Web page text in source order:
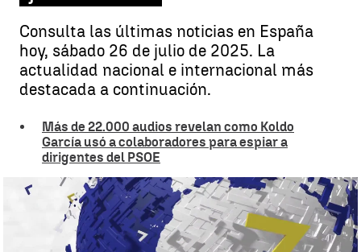
Consulta las últimas noticias en España
hoy, sábado 26 de julio de 2025. La
actualidad nacional e internacional más
destacada a continuación.
Más de 22.000 audios revelan como Koldo
García usó a colaboradores para espiar a
dirigentes del PSOE
Noticias de hoy, sábado 26 de julio de 2025 |SUMARIO